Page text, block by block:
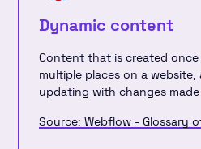
Dynamic content
Content that is created
multiple places on a
updating with changes made
Source: Webflow - Glossary